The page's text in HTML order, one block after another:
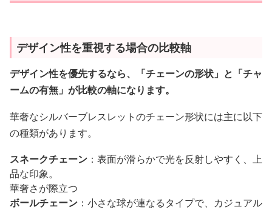
デザイン性を重視する場合の比較軸
デザイン性を優先するなら、「チェーンの形状」と「チャ
ームの有無」が比較の軸になります。
華奢なシルバーブレスレットのチェーン形状には主に以下
の種類があります。
スネークチェーン ：表面が滑らかで光を反射しやすく、上
品な印象。
華奢さが際立つ
ボールチェーン ：小さな球が連なるタイプで、カジュアル